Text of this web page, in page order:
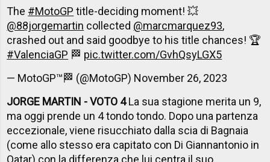
The #MotoGP title-deciding moment! 💥
@88jorgemartin collected @marcmarquez93,
crashed out and said goodbye to his title chances! 🏆
#ValenciaGP 🏁 pic.twitter.com/GvhQsyLGX5
— MotoGP™🏁 (@MotoGP) November 26, 2023
JORGE MARTIN - VOTO 4La sua stagione merita un 9,
ma oggi prende un 4 tondo tondo. Dopo una partenza
eccezionale, viene risucchiato dalla scia di Bagnaia
(come allo stesso era capitato con Di Giannantonio in